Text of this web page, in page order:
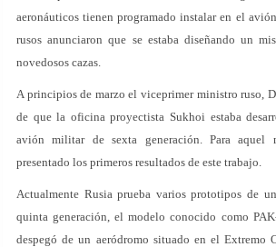
aeronáuticos tienen programado instalar en el
rusos anunciaron que se estaba diseñando un
novedosos cazas.
A principios de marzo el viceprimer ministro ruso,
de que la oficina proyectista Sukhoi estaba
avión militar de sexta generación. Para aquel
presentado los primeros resultados de este trabajo.
Actualmente Rusia prueba varios prototipos de
quinta generación, el modelo conocido como
despegó de un aeródromo situado en el Extremo